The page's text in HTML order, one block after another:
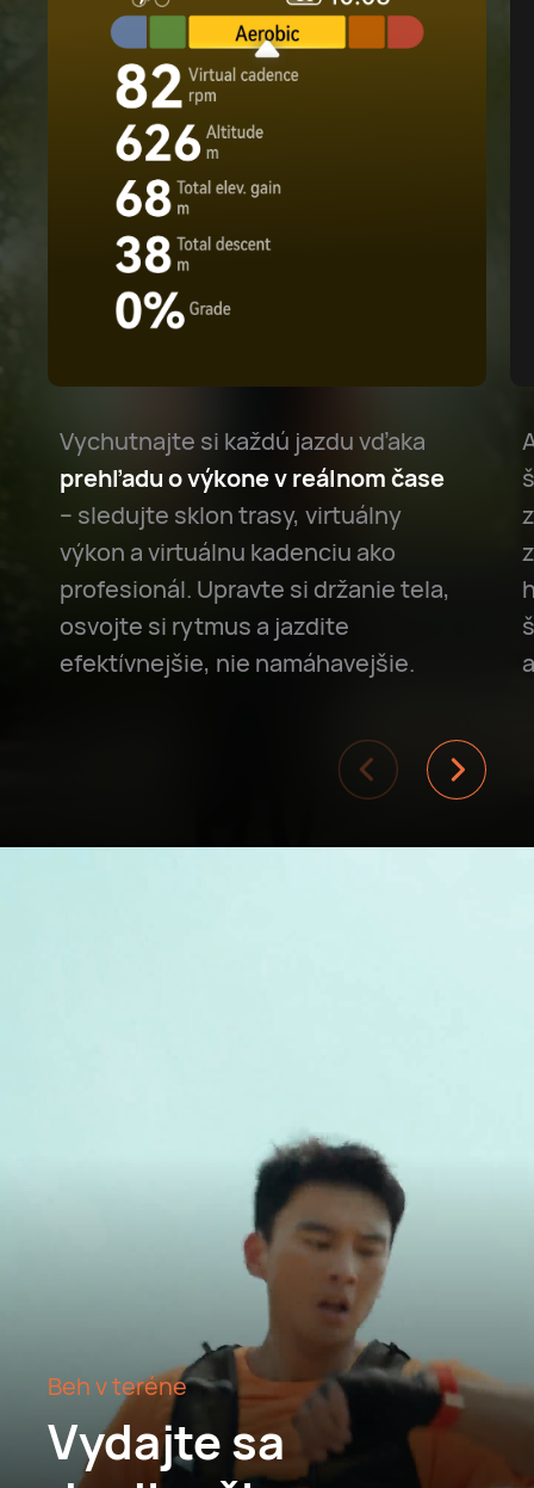
Vychutnajte si každú jazdu vďaka
prehľadu o výkone v reálnom čase
– sledujte sklon trasy, virtuálny
výkon a virtuálnu kadenciu ako
profesionál. Upravte si držanie tela,
osvojte si rytmus a jazdite
efektívnejšie, nie namáhavejšie.
Beh v teréne
Vydajte sa